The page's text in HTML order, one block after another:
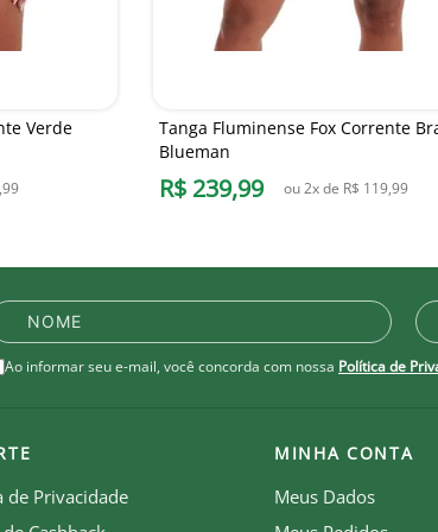
Verde
,99
Tanga Fluminense Fox Corrente
Blueman
R$ 239,99 ou2x de R$ 119,99
Ao informar seu e-mail, você concorda com nossa Política de
de Privacidade
MINHA CONTA
Meus Dados